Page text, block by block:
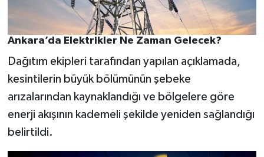
Ankara’da Elektrikler Ne Zaman Gelecek?
Dağıtım ekipleri tarafından yapılan açıklamada,
kesintilerin büyük bölümünün şebeke
arızalarından kaynaklandığı ve bölgelere göre
enerji akışının kademeli şekilde yeniden sağlandığı
belirtildi.